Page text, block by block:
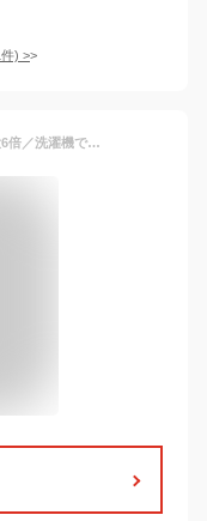
件) >
＼マラソン限定クーポン＋ポイント最大6倍／洗濯機で洗える ブースターシート ジュニアシート【ECE認証】【予約販売限定価格】【送料無料 沖縄・一部地域を除く】【送料無料】